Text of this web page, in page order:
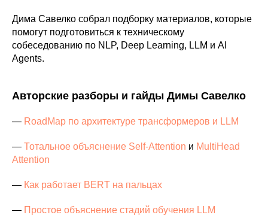
Дима Савелко собрал подборку материалов, которые
помогут подготовиться к техническому
собеседованию по NLP, Deep Learning, LLM и AI
Agents.
Авторские разборы и гайды Димы Савелко
— RoadMap по архитектуре трансформеров и LLM
— Тотальное объяснение Self-Attention и MultiHead
Attention
— Как работает BERT на пальцах
— Простое объяснение стадий обучения LLM